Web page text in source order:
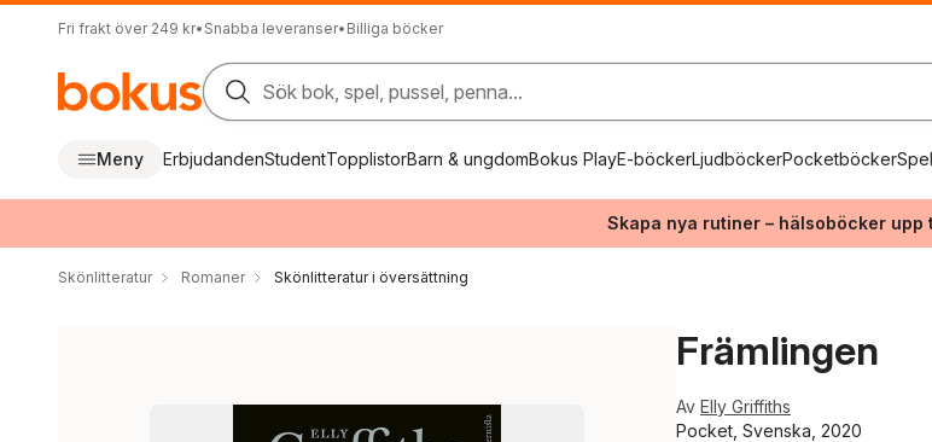
Fri frakt över 249 kr• Snabba leveranser• Billiga böcker
Sök bok, spel, pussel, penna...
Meny ErbjudandenStudentTopplistorBarn & ungdomBokus PlayE-böckerLjudböckerPocketböcker
Skapa nya rutiner – hälsoböcker upp
Skönlitteratur Romaner Skönlitteratur i översättning
Främlingen
Av Elly Griffiths
Pocket, Svenska, 2020